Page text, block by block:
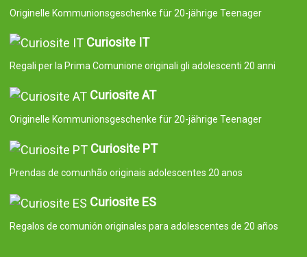
Originelle Kommunionsgeschenke für 20-jährige Teenager
Curiosite IT
Regali per la Prima Comunione originali gli adolescenti 20 anni
Curiosite AT
Originelle Kommunionsgeschenke für 20-jährige Teenager
Curiosite PT
Prendas de comunhão originais adolescentes 20 anos
Curiosite ES
Regalos de comunión originales para adolescentes de 20 años